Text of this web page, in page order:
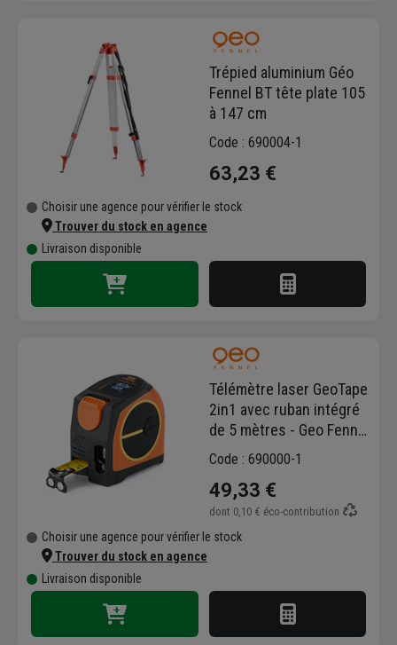
Trépied aluminium Géo
Fennel BT tête plate 105
à 147 cm
Code : 690004-1
63,23 €
Choisir une agence pour vérifier le stock
Trouver du stock en agence
Livraison disponible
Télémètre laser GeoTape
2in1 avec ruban intégré
de 5 mètres - Geo Fennel
- Portée 20 mètres
Code : 690000-1
49,33 €
dont 0,10 € éco-contribution
Choisir une agence pour vérifier le stock
Trouver du stock en agence
Livraison disponible